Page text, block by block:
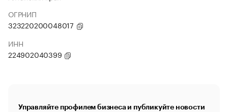
ОГРНИП
323220200048017
ИНН
224902040399
Управляйте профилем бизнеса и публикуйте новости